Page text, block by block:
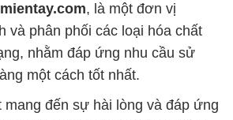
, là một đơn vị
và phân phối các loại hóa chất
nhằm đáp ứng nhu cầu sử
một cách tốt nhất.
mang đến sự hài lòng và đáp ứng